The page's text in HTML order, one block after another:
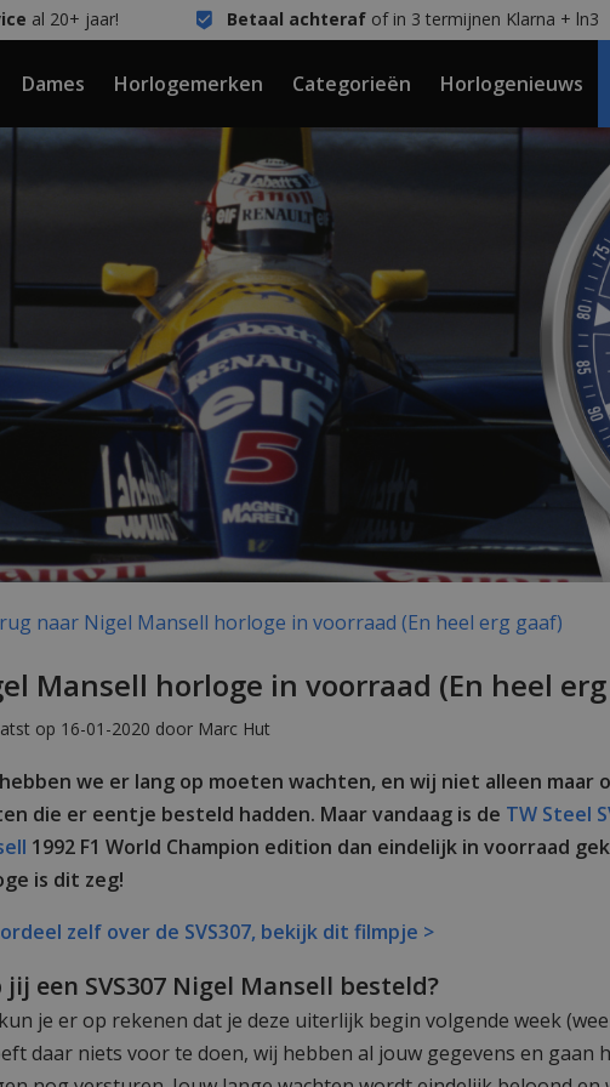
al 20+ jaar! Betaal achteraf of in 3 termijnen Klarna + ln3
Dames Horlogemerken Categorieën Horlogenieuws
naar Nigel Mansell horloge in voorraad (En heel erg gaaf)
Mansell horloge in voorraad (En heel
op 16-01-2020 door Marc Hut
we er lang op moeten wachten, en wij niet alleen maar
die er eentje besteld hadden. Maar vandaag is de TW Steel
1992 F1 World Champion edition dan eindelijk in voorraad
is dit zeg!
zelf over de SVS307, bekijk dit filmpje >
jij een SVS307 Nigel Mansell besteld?
je er op rekenen dat je deze uiterlijk begin volgende week
daar niets voor te doen, wij hebben al jouw gegevens en gaan